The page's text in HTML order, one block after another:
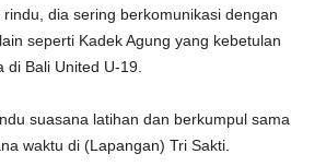
dia sering berkomunikasi dengan
seperti Kadek Agung yang kebetulan
di Bali United U-19.
suasana latihan dan berkumpul sama
waktu di (Lapangan) Tri Sakti.